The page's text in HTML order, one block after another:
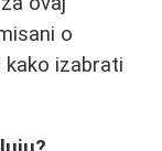
o
kako izabrati